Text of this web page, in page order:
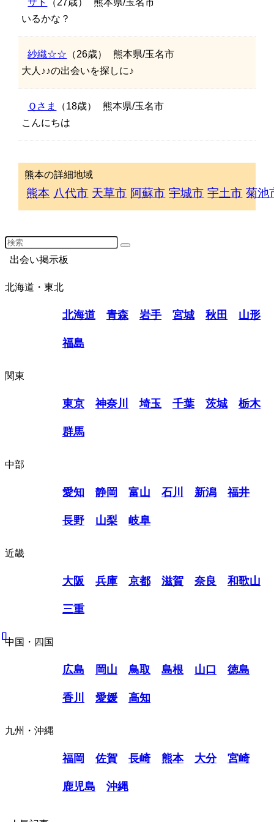
サト （27歳）
熊本県/玉名市
いるかな？
紗織☆☆ （26歳）
熊本県/玉名市
大人♪♪の出会いを探しに♪
Ｑさま （18歳）
熊本県/玉名市
こんにちは
熊本の詳細地域
熊本 八代市 天草市 阿蘇市 宇城市 宇土市 菊池
出会い掲示板
北海道・東北
北海道 青森 岩手 宮城 秋田 山形
福島
関東
東京 神奈川 埼玉 千葉 茨城 栃木
群馬
中部
愛知 静岡 富山 石川 新潟 福井
長野 山梨 岐阜
近畿
大阪 兵庫 京都 滋賀 奈良 和歌山
三重
中国・四国
広島 岡山 鳥取 島根 山口 徳島
香川 愛媛 高知
九州・沖縄
福岡 佐賀 長崎 熊本 大分 宮崎
鹿児島 沖縄